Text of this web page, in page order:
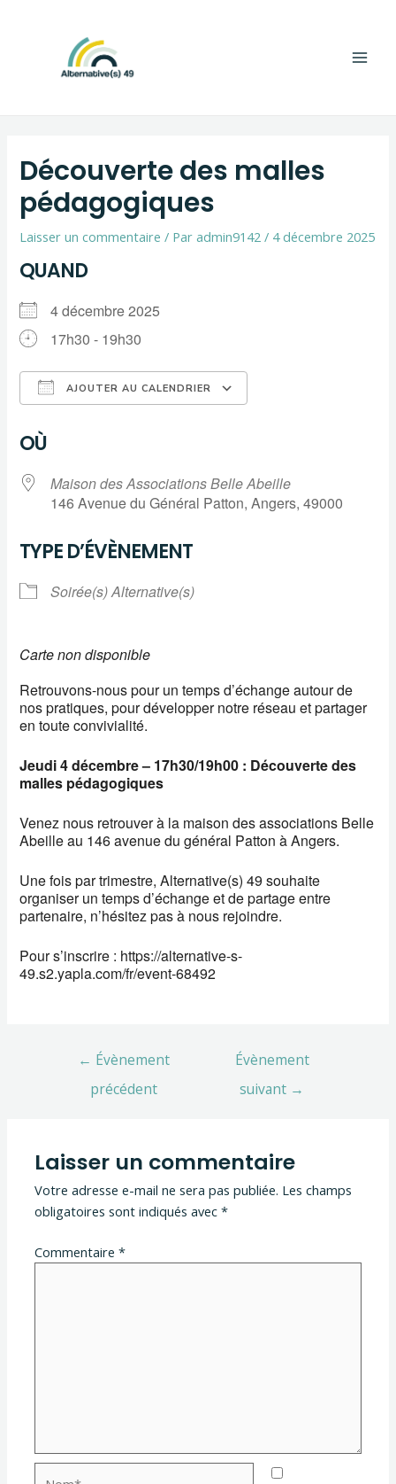
Découverte des malles
pédagogiques
Laisser un commentaire / Paradmin9142/ 4 décembre 2025
QUAND
4 décembre 2025
17h30 - 19h30
AJOUTER AU CALENDRIER
OÙ
Maison des Associations Belle Abeille
146 Avenue du Général Patton, Angers, 49000
TYPE D’ÉVÈNEMENT
Soirée(s) Alternative(s)
Carte non disponible
Retrouvons-nous pour un temps d’échange autour de
nos pratiques, pour développer notre réseau et partager
en toute convivialité.
Jeudi 4 décembre – 17h30/19h00 : Découverte des
malles pédagogiques
Venez nous retrouver à la maison des associations Belle
Abeille au 146 avenue du général Patton à Angers.
Une fois par trimestre, Alternative(s) 49 souhaite
organiser un temps d’échange et de partage entre
partenaire, n’hésitez pas à nous rejoindre.
Pour s’inscrire : https://alternative-s-
49.s2.yapla.com/fr/event-68492
l’article
← Évènement
précédent
Évènement
suivant →
Laisser un commentaire
Votre adresse e-mail ne sera pas publiée. Les champs
obligatoires sont indiqués avec*
Commentaire*